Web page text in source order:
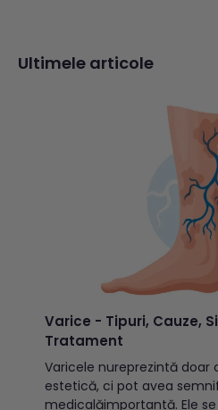
ce poartă denumirea...
Ultimele articole
Varice - Tipuri, Cauze,
Tratament
Varicele nureprezintă doar
estetică, ci pot avea
medicalăimportantă. Ele